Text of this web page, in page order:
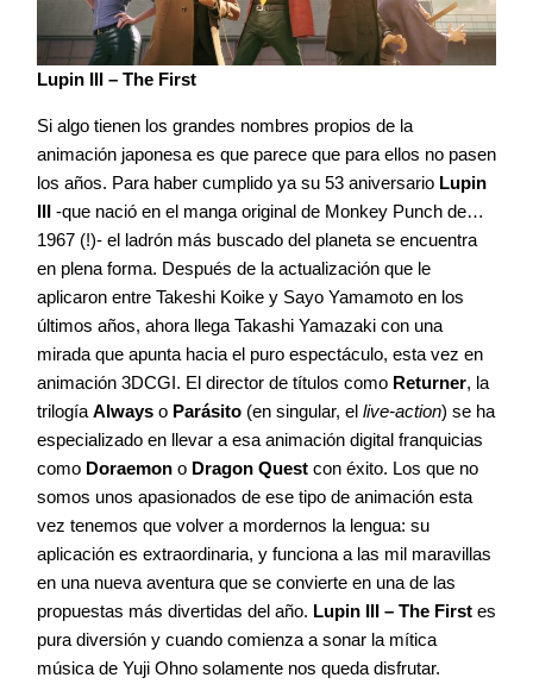
Lupin III – The First
Si algo tienen los grandes nombres propios de la
animación japonesa es que parece que para ellos no pasen
los años. Para haber cumplido ya su 53 aniversario Lupin
III -que nació en el manga original de Monkey Punch de…
1967 (!)- el ladrón más buscado del planeta se encuentra
en plena forma. Después de la actualización que le
aplicaron entre Takeshi Koike y Sayo Yamamoto en los
últimos años, ahora llega Takashi Yamazaki con una
mirada que apunta hacia el puro espectáculo, esta vez en
animación 3DCGI. El director de títulos como Returner, la
trilogía Always o Parásito (en singular, el live-action) se ha
especializado en llevar a esa animación digital franquicias
como Doraemon o Dragon Quest con éxito. Los que no
somos unos apasionados de ese tipo de animación esta
vez tenemos que volver a mordernos la lengua: su
aplicación es extraordinaria, y funciona a las mil maravillas
en una nueva aventura que se convierte en una de las
propuestas más divertidas del año. Lupin III – The First es
pura diversión y cuando comienza a sonar la mítica
música de Yuji Ohno solamente nos queda disfrutar.